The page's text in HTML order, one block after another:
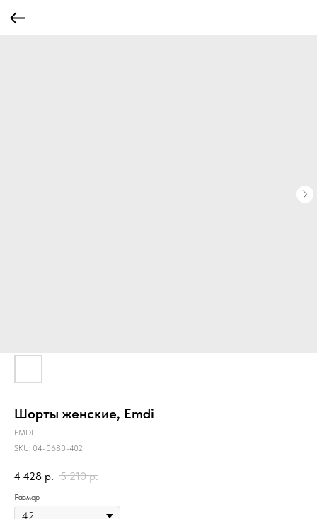
Шорты женские, Emdi
EMDI
SKU: 04-0680-402
4 428 р. 5 210 р.
Размер